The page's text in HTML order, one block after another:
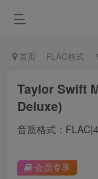
首页 FLAC格式
Taylor Swift
Deluxe)
音质格式：
会员专享